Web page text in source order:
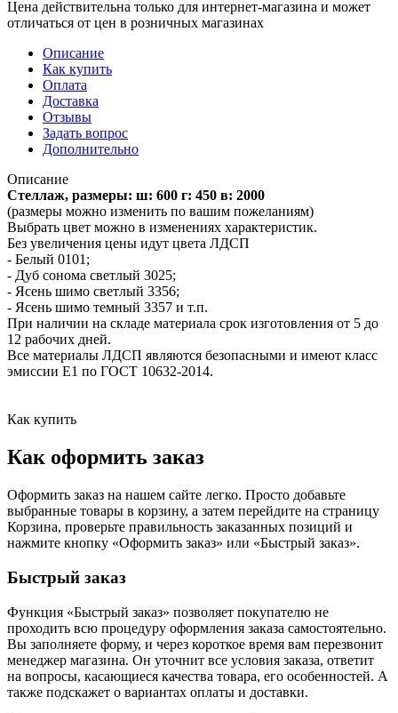
Цена действительна только для интернет-магазина и может
отличаться от цен в розничных магазинах
Описание
Как купить
Оплата
Доставка
Отзывы
Задать вопрос
Дополнительно
Описание
Стеллаж, размеры: ш: 600 г: 450 в: 2000
(размеры можно изменить по вашим пожеланиям)
Выбрать цвет можно в изменениях характеристик.
Без увеличения цены идут цвета ЛДСП
- Белый 0101;
- Дуб сонома светлый 3025;
- Ясень шимо светлый 3356;
- Ясень шимо темный 3357 и т.п.
При наличии на складе материала срок изготовления от 5 до
12 рабочих дней.
Все материалы ЛДСП являются безопасными и имеют класс
эмиссии Е1 по ГОСТ 10632-2014.
Как купить
Как оформить заказ
Оформить заказ на нашем сайте легко. Просто добавьте
выбранные товары в корзину, а затем перейдите на страницу
Корзина, проверьте правильность заказанных позиций и
нажмите кнопку «Оформить заказ» или «Быстрый заказ».
Быстрый заказ
Функция «Быстрый заказ» позволяет покупателю не
проходить всю процедуру оформления заказа самостоятельно.
Вы заполняете форму, и через короткое время вам перезвонит
менеджер магазина. Он уточнит все условия заказа, ответит
на вопросы, касающиеся качества товара, его особенностей. А
также подскажет о вариантах оплаты и доставки.